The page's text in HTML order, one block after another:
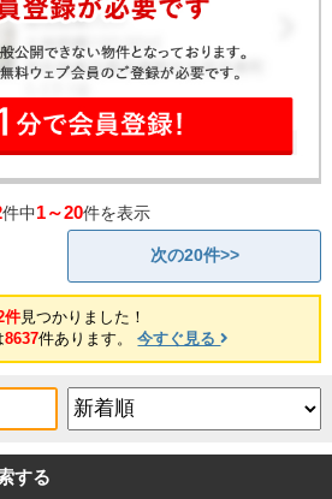
件中1～20件を表示
次の20件>>
件見つかりました！
8637件あります。今すぐ見る
する